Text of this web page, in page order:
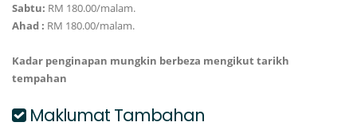
Sabtu: RM 180.00/malam.
Ahad : RM 180.00/malam.
Kadar penginapan mungkin berbeza mengikut tarikh
tempahan
Maklumat Tambahan